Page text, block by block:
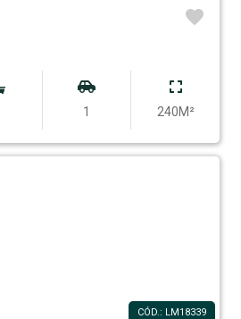
1 240M²
CÓD.: LM18339